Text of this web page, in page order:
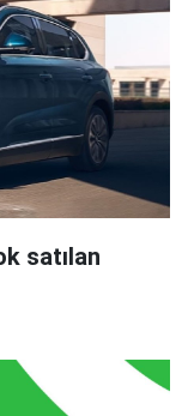
satılan